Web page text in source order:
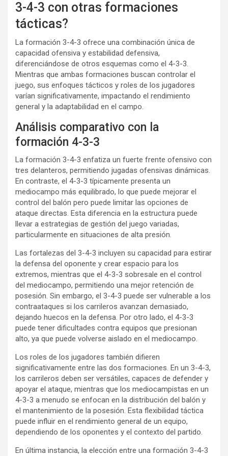
3-4-3 con otras formaciones
tácticas?
La formación 3-4-3 ofrece una combinación única de
capacidad ofensiva y estabilidad defensiva,
diferenciándose de otros esquemas como el 4-3-3.
Mientras que ambas formaciones buscan controlar el
juego, sus enfoques tácticos y roles de los jugadores
varían significativamente, impactando el rendimiento
general y la adaptabilidad en el campo.
Análisis comparativo con la
formación 4-3-3
La formación 3-4-3 enfatiza un fuerte frente ofensivo con
tres delanteros, permitiendo jugadas ofensivas dinámicas.
En contraste, el 4-3-3 típicamente presenta un
mediocampo más equilibrado, lo que puede mejorar el
control del balón pero puede limitar las opciones de
ataque directas. Esta diferencia en la estructura puede
llevar a estrategias de gestión del juego variadas,
particularmente en situaciones de alta presión.
Las fortalezas del 3-4-3 incluyen su capacidad para estirar
la defensa del oponente y crear espacio para los
extremos, mientras que el 4-3-3 sobresale en el control
del mediocampo, permitiendo una mejor retención de
posesión. Sin embargo, el 3-4-3 puede ser vulnerable a los
contraataques si los carrileros avanzan demasiado,
dejando huecos en la defensa. Por otro lado, el 4-3-3
puede tener dificultades contra equipos que presionan
alto, ya que puede volverse aislado en el mediocampo.
Los roles de los jugadores también difieren
significativamente entre las dos formaciones. En un 3-4-3,
los carrileros deben ser versátiles, capaces de defender y
apoyar el ataque, mientras que los mediocampistas en un
4-3-3 a menudo se enfocan en la distribución del balón y
el mantenimiento de la posesión. Esta flexibilidad táctica
puede influir en el rendimiento general de un equipo,
dependiendo de los oponentes y el contexto del partido.
En última instancia, la elección entre una formación 3-4-3